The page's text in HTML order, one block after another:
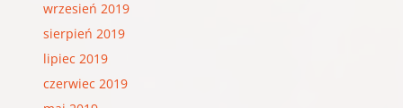
wrzesień 2019
sierpień 2019
lipiec 2019
czerwiec 2019